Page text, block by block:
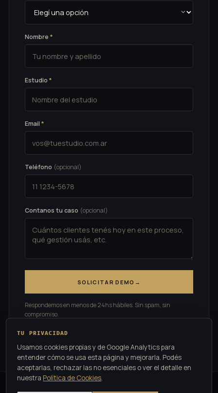
Nombre *
Estudio *
Email *
Teléfono (opcional)
Contanos tu caso (opcional)
SOLICITAR DEMO →
Respondemos en menos de 24hs hábiles. Sin spam, sin
compromiso.
TU PRIVACIDAD
Usamos cookies propias y de Google Analytics para
entender cómo se usa esta página y mejorarla. Podés
aceptarlas, rechazar las no esenciales o ver el detalle en
nuestra Política de Cookies.